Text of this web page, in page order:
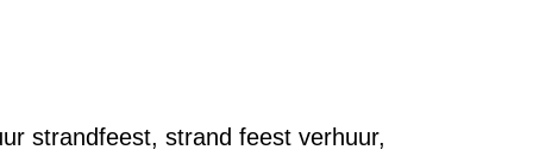
strandfeest, strand feest verhuur,